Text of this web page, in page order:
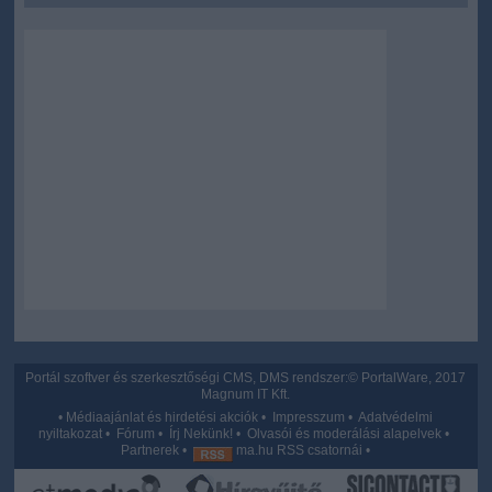
Portál szoftver és szerkesztőségi CMS, DMS rendszer:© PortalWare, 2017
Magnum IT Kft.
• Médiaajánlat és hirdetési akciók • Impresszum •Adatvédelmi
nyiltakozat • Fórum • Írj Nekünk! •Olvasói és moderálási alapelvek •
Partnerek • ma.hu RSS csatornái •